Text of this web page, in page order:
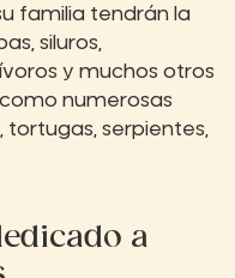
familia tendrán la
siluros,
y muchos otros
numerosas
tortugas, serpientes,
a